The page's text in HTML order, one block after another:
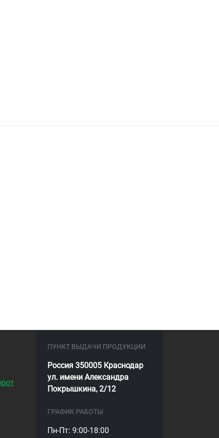
ПУНКТ ВЫДАЧИ ПРОДУКЦИИ
Россия 350005 Краснодар
ул. имени Александра
Покрышкина, 2/12
ГРАФИК РАБОТЫ
Пн-Пт: 9:00-18:00